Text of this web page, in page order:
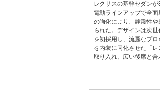
レクサスの基幹セダン
電動ラインアップで全
の強化により、静粛性
られた。デザインは次
を初採用し、流麗なプ
を内装に同化させた「
取り入れ、広い後席と合